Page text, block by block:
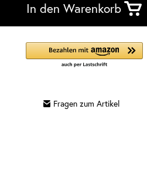
In den Warenkorb
Fragen zum Artikel